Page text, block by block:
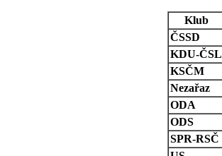
Klub
ČSSD
KDU-ČSL
KSČM
Nezařaz
ODA
ODS
SPR-RSČ